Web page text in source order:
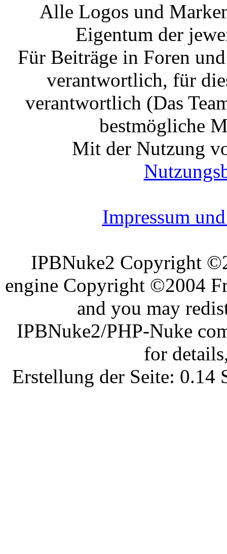
Alle Logos und
Eigentum der
Für Beiträge in Foren
verantwortlich, für
verantwortlich (Das
bestmögliche
Mit der Nutzung
Impressum
IPBNuke2 Copyright
engine Copyright ©2004
and you may
IPBNuke2/PHP-Nuke
for
Erstellung der Seite: 0.14